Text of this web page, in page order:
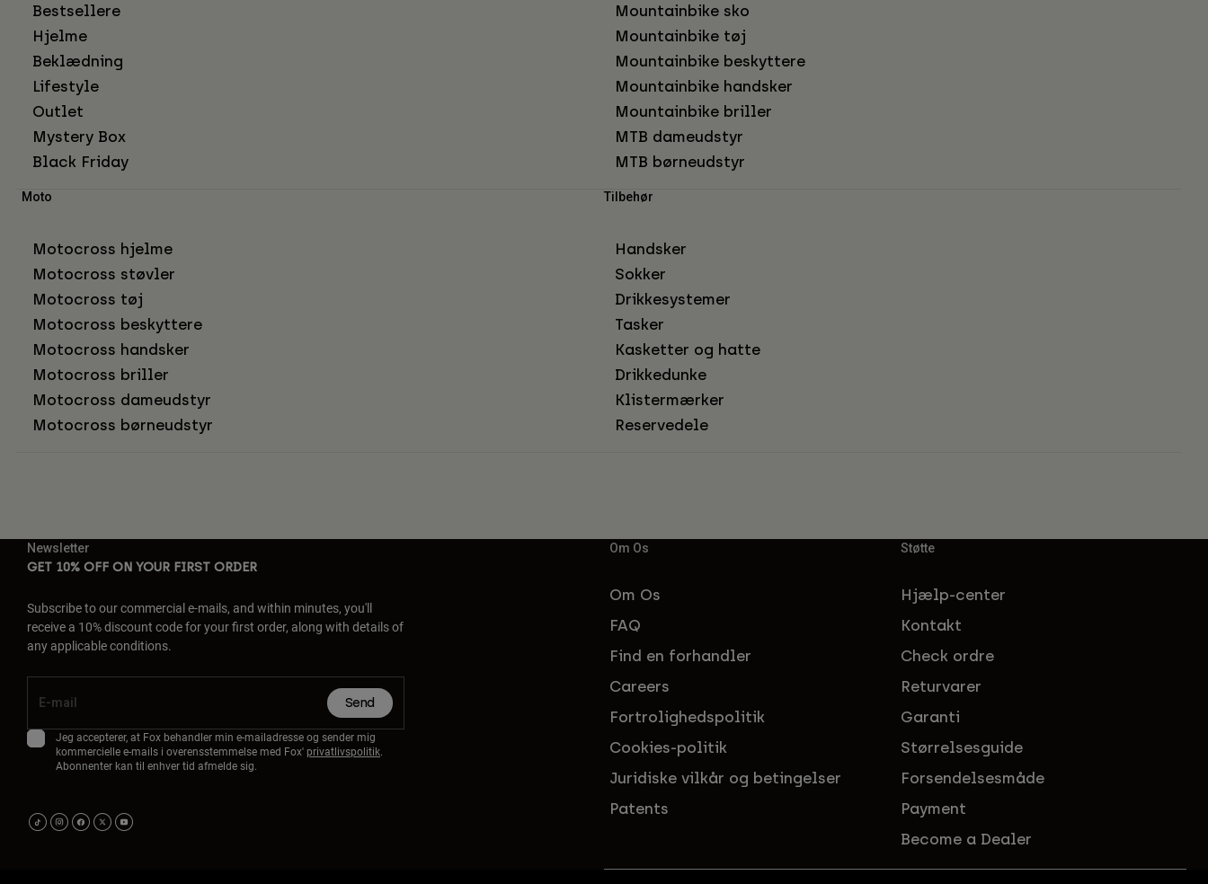
Bestsellere
Hjelme
Beklædning
Lifestyle
Outlet
Mystery Box
Black Friday
Mountainbike sko
Mountainbike tøj
Mountainbike beskyttere
Mountainbike handsker
Mountainbike briller
MTB dameudstyr
MTB børneudstyr
Moto
Motocross hjelme
Motocross støvler
Motocross tøj
Motocross beskyttere
Motocross handsker
Motocross briller
Motocross dameudstyr
Motocross børneudstyr
Tilbehør
Handsker
Sokker
Drikkesystemer
Tasker
Kasketter og hatte
Drikkedunke
Klistermærker
Reservedele
Newsletter
GET 10% OFF ON YOUR FIRST ORDER
Subscribe to our commercial e-mails, and within minutes, you'll
receive a 10% discount code for your first order, along with details of
any applicable conditions.
Send
Jeg accepterer, at Fox behandler min e-mailadresse og sender mig
kommercielle e-mails i overensstemmelse med Fox' privatlivspolitik.
Abonnenter kan til enhver tid afmelde sig.
Om Os
Om Os
FAQ
Find en forhandler
Careers
Fortrolighedspolitik
Cookies-politik
Juridiske vilkår og betingelser
Patents
Støtte
Hjælp-center
Kontakt
Check ordre
Returvarer
Garanti
Størrelsesguide
Forsendelsesmåde
Payment
Become a Dealer